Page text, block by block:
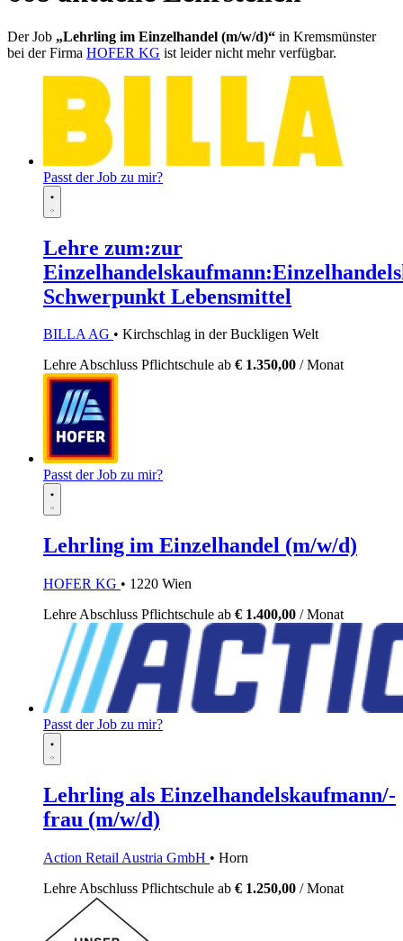
Der Job „Lehrling im Einzelhandel (m/w/d)“ in Kremsmünster
bei der Firma HOFER KG ist leider nicht mehr verfügbar.
Passt der Job zu mir?
Lehre zum:zur
Schwerpunkt Lebensmittel
BILLA AG • Kirchschlag in der Buckligen Welt
LehreAbschluss Pflichtschule ab € 1.350,00 / Monat
Passt der Job zu mir?
Lehrling im Einzelhandel (m/w/d)
HOFER KG • 1220 Wien
Lehre Abschluss Pflichtschule ab € 1.400,00 / Monat
Passt der Job zu mir?
Lehrling als Einzelhandelskaufmann/-
frau (m/w/d)
Action Retail Austria GmbH • Horn
Lehre Abschluss Pflichtschule ab € 1.250,00 / Monat